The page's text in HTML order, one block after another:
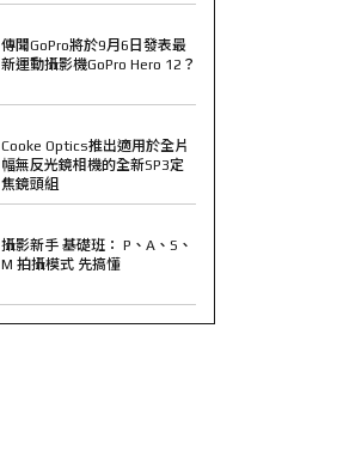
傳聞GoPro將於9月6日發表最
新運動攝影機GoPro Hero 12？
Cooke Optics推出適用於全片
幅無反光鏡相機的全新SP3定
焦鏡頭組
攝影新手 基礎班： P、A、S、
M 拍攝模式 先搞懂